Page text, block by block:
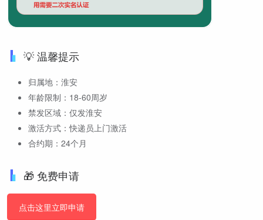
💡 温馨提示
归属地：淮安
年龄限制：18-60周岁
禁发区域：仅发淮安
激活方式：快递员上门激活
合约期：24个月
🎁 免费申请
点击这里立即申请